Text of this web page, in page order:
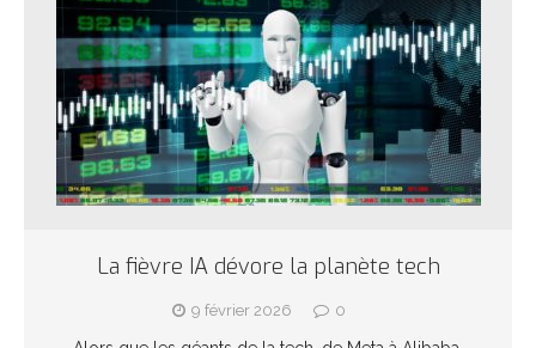
La fièvre IA dévore la planète tech
9 février 2026 0